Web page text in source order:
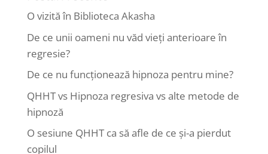
O vizită în Biblioteca Akasha
De ce unii oameni nu văd vieți anterioare în
regresie?
De ce nu funcționează hipnoza pentru mine?
QHHT vs Hipnoza regresiva vs alte metode de
hipnoză
O sesiune QHHT ca să afle de ce și-a pierdut
copilul